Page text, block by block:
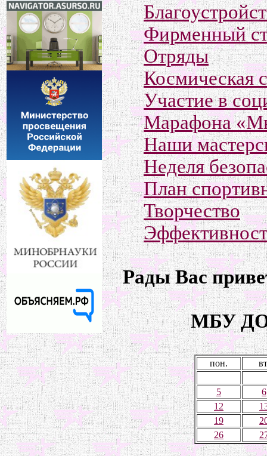
Фирменный
Отряды
Космическая
Участие в
Марафона
Наши
Неделя
План
Творчество
Рады Вас
МБУ ДО
пон.
5
6
12
19
26